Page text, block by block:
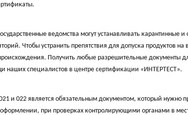
ведомства могут устанавливать карантинные
Чтобы устранить препятствия для допуска продуктов
Получить любые разрешительные документы
наших специалистов в центре сертификации «ИНТЕРТЕСТ».
и 022 является обязательным документом, который нужно
при проверках контролирующими органами в